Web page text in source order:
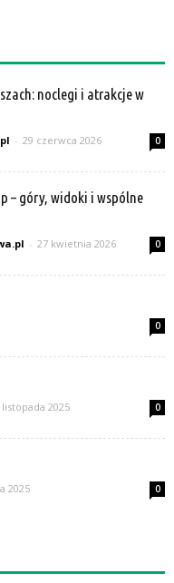
noclegi i atrakcje w
- 29 czerwca 2026 0
– góry, widoki i wspólne
- 27 kwietnia 2026 0
0
listopada 2025 0
2025 0